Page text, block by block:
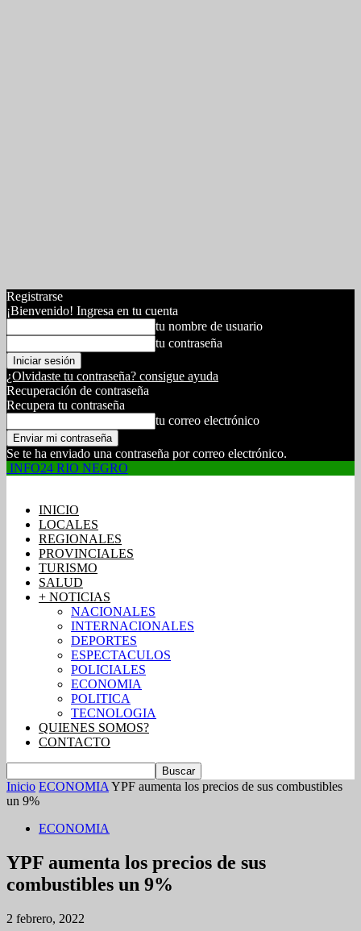
Registrarse
¡Bienvenido! Ingresa en tu cuenta
tu nombre de usuario
tu contraseña
¿Olvidaste tu contraseña? consigue ayuda
Recuperación de contraseña
Recupera tu contraseña
tu correo electrónico
Se te ha enviado una contraseña por correo electrónico.
INFO24 RIO NEGRO
INICIO
LOCALES
REGIONALES
PROVINCIALES
TURISMO
SALUD
+ NOTICIAS
NACIONALES
INTERNACIONALES
DEPORTES
ESPECTACULOS
POLICIALES
ECONOMIA
POLITICA
TECNOLOGIA
QUIENES SOMOS?
CONTACTO
Inicio ECONOMIA YPF aumenta los precios de sus combustibles
un 9%
ECONOMIA
YPF aumenta los precios de sus
combustibles un 9%
2 febrero, 2022